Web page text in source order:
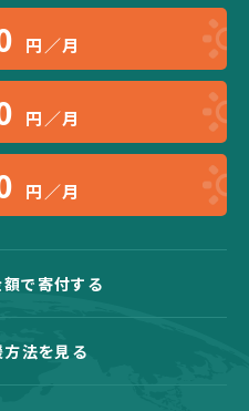
円／月
円／月
円／月
で寄付する
法を見る